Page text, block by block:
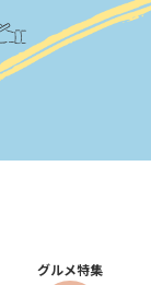
グルメ特集